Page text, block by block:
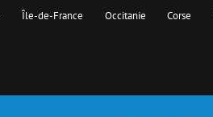
Île-de-France Occitanie Corse